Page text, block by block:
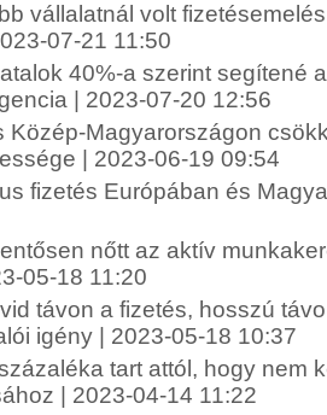
vállalatnál volt
07-21 11:50
40%-a szerint segítené
| 2023-07-20 12:56
Közép-Magyarországon
| 2023-06-19 09:54
fizetés Európában és
nőtt az aktív
05-18 11:20
távon a fizetés, hosszú
igény | 2023-05-18 10:37
tart attól, hogy nem
| 2023-04-14 11:22